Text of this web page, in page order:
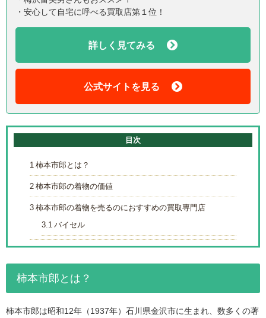
・安心して自宅に呼べる買取店第１位！
詳しく見てみる
公式サイトを見る
目次
1 柿本市郎とは？
2柿本市郎の着物の価値
3柿本市郎の着物を売るのにおすすめの買取専門店
3.1 バイセル
柿本市郎とは？
柿本市郎は昭和12年（1937年）石川県金沢市に生まれ、数多くの著